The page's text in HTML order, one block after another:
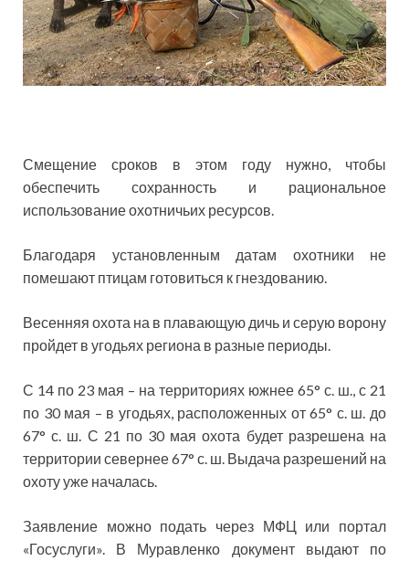
Смещение сроков в этом году нужно, чтобы
обеспечить сохранность и рациональное
использование охотничьих ресурсов.
Благодаря установленным датам охотники не
помешают птицам готовиться к гнездованию.
Весенняя охота на в плавающую дичь и серую ворону
пройдет в угодьях региона в разные периоды.
С 14 по 23 мая – на территориях южнее 65° с. ш., с 21
по 30 мая – в угодьях, расположенных от 65° с. ш. до
67° с. ш. С 21 по 30 мая охота будет разрешена на
территории севернее 67° с. ш. Выдача разрешений на
охоту уже началась.
Заявление можно подать через МФЦ или портал
«Госуслуги». В Муравленко документ выдают по